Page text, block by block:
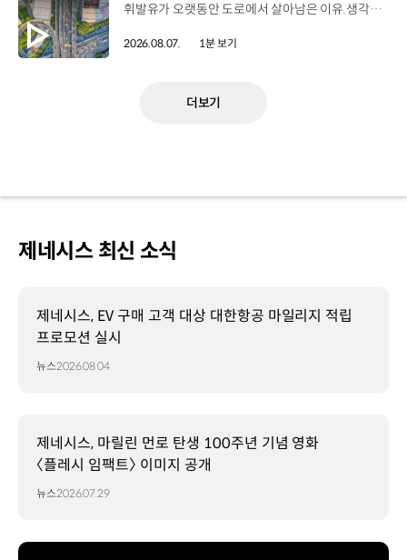
휘발유가 오랫동안 도로에서 살아남은 이유.생각보다 강력한 장점이 있었습니다. 현대진행형 팟캐스트 EP.21에서 확인하세요.📻 #현대자동차그룹 #현대진행형 #모빌리티팟캐스트 #휘발유 #내연기관 #연료 #미래모빌리티 #모빌리티
2026.08.07. 1분 보기
더보기
제네시스 최신 소식
제네시스, EV 구매 고객 대상 대한항공 마일리지 적립
프로모션 실시
뉴스2026.08.04
제네시스, 마릴린 먼로 탄생 100주년 기념 영화
〈플레시 임팩트〉 이미지 공개
뉴스2026.07.29